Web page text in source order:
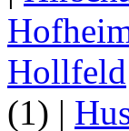
Hollfeld
(1) |